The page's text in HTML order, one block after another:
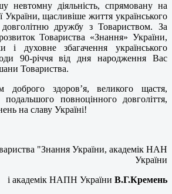
невтомну діяльність, спрямовану на
України, щасливіше життя українського
дружбу з Товариством. За
Товариства «Знання» України,
і духовне збагачення українського
90-річчя від дня народження Вас
Товариства.
здоров’я, великого щастя,
подальшого повноцінного довголіття,
на славу Україні!
"Знання України, академік НАН
України
і академік НАПН України В.Г.Кремень